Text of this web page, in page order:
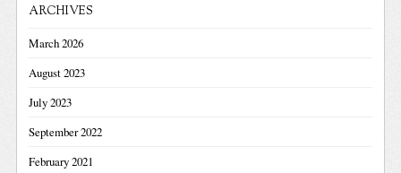
ARCHIVES
March 2026
August 2023
July 2023
September 2022
February 2021